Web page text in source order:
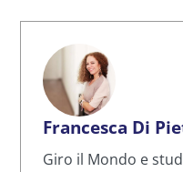
Francesca Di
Giro il Mondo e